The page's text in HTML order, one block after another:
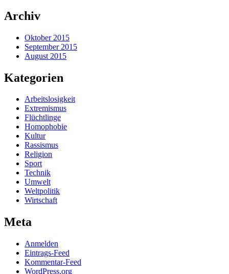
Archiv
Oktober 2015
September 2015
August 2015
Kategorien
Arbeitslosigkeit
Extremismus
Flüchtlinge
Homophobie
Kultur
Rassismus
Religion
Sport
Technik
Umwelt
Weltpolitik
Wirtschaft
Meta
Anmelden
Eintrags-Feed
Kommentar-Feed
WordPress.org